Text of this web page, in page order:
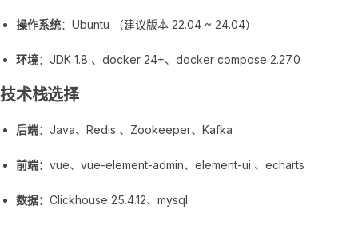
操作系统：Ubuntu （建议版本 22.04 ~ 24.04）
环境：JDK 1.8 、docker 24+、docker compose 2.27.0
技术栈选择
后端：Java、Redis 、Zookeeper、Kafka
前端：vue、vue-element-admin、element-ui 、echarts
数据：Clickhouse 25.4.12、mysql